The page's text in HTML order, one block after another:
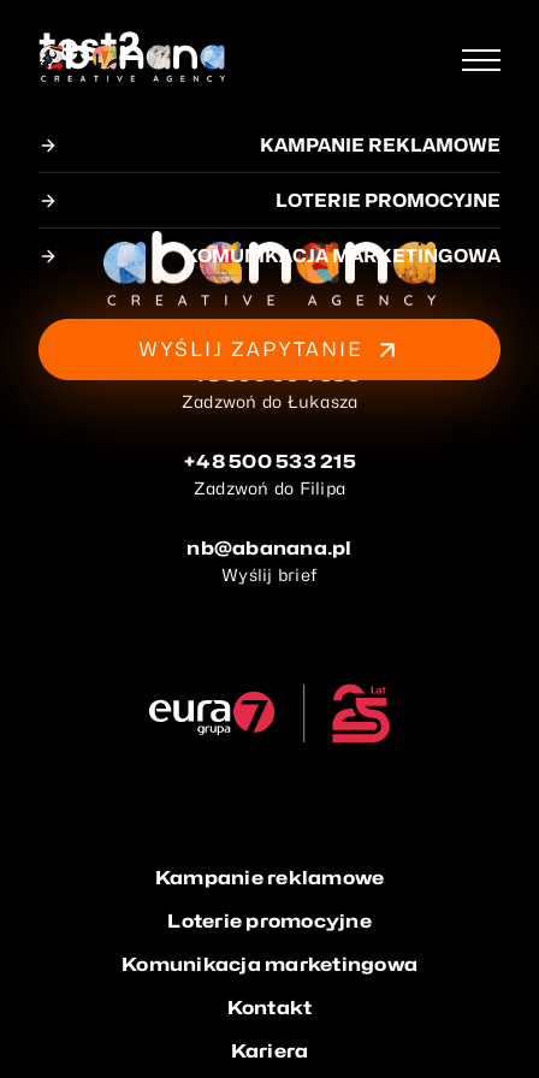
KAMPANIE REKLAMOWE
LOTERIE PROMOCYJNE
KOMUNIKACJA MARKETINGOWA
WYŚLIJ ZAPYTANIE
test2
+48 600 004 680
Zadzwoń do Łukasza
+48 500 533 215
Zadzwoń do Filipa
nb@abanana.pl
Wyślij brief
Kampanie reklamowe
Loterie promocyjne
Komunikacja marketingowa
Kontakt
Kariera